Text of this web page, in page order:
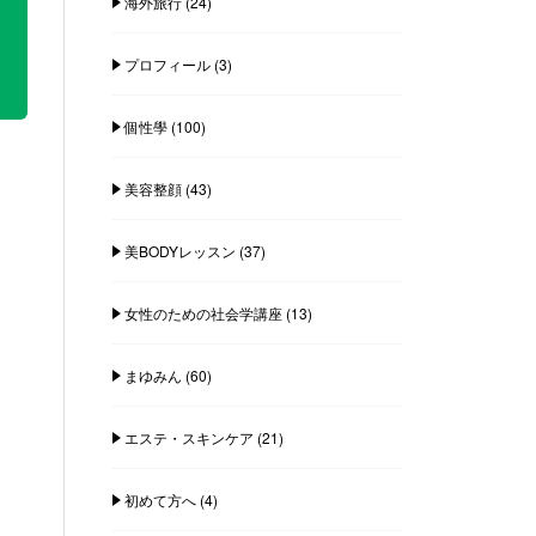
プロフィール(3)
個性學(100)
美容整顔(43)
美BODYレッスン (37)
女性のための社会学講座(13)
まゆみん (60)
エステ・スキンケア (21)
初めて方へ(4)